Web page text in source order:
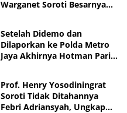
Warganet Soroti Besarnya
Nasional
Setelah Didemo dan
Dilaporkan ke Polda Metro
Jaya Akhirnya Hotman Paris
Nasional
Prof. Henry Yosodiningrat
Soroti Tidak Ditahannya
Febri Adriansyah, Ungkap